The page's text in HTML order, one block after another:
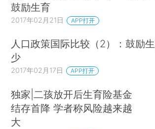
鼓励生育
2017年02月21日 APP打开
人口政策国际比较（2）：鼓励
少
2017年02月17日 APP打开
独家|二孩放开后生育险基金
结存首降 学者称风险越来越
大